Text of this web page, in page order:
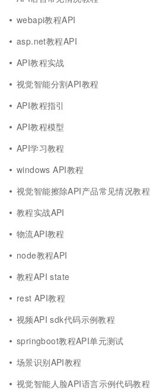
webapi教程API
asp.net教程API
API教程实战
视觉智能分割API教程
API教程指引
API教程模型
API学习教程
windows API教程
视觉智能擦除API产品常见情况教程
教程实战API
物流API教程
node教程API
教程API state
rest API教程
视频API sdk代码示例教程
springboot教程API单元测试
场景识别API教程
视觉智能人脸API语言示例代码教程